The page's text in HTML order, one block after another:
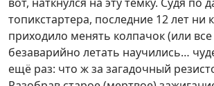
топикстартера, последние 12 лет ни
приходило менять колпачок (или все
безаварийно летать научились…
ещё раз: что ж за загадочный